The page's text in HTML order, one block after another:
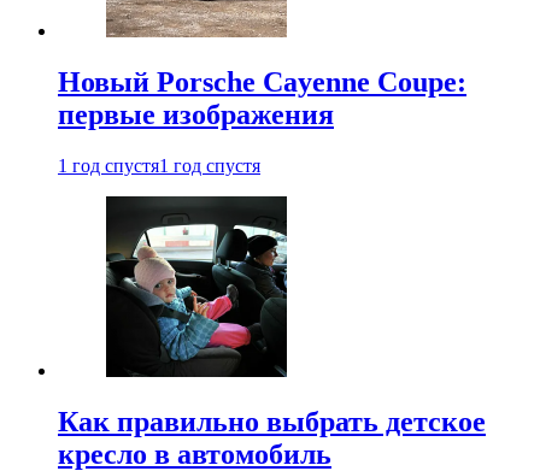
Новый Porsche Cayenne Coupe:
первые изображения
1 год спустя1 год спустя
Как правильно выбрать детское
кресло в автомобиль